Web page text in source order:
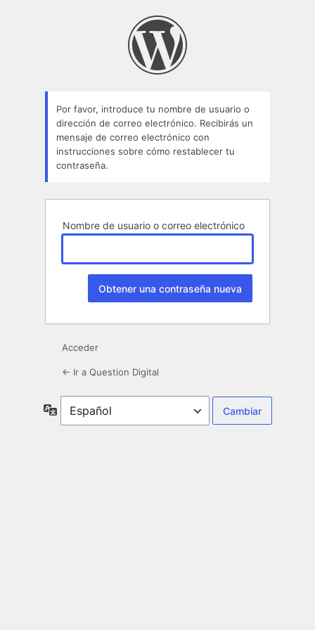
Por favor, introduce tu nombre de usuario o
dirección de correo electrónico. Recibirás un
mensaje de correo electrónico con
instrucciones sobre cómo restablecer tu
contraseña.
Nombre de usuario o correo electrónico
Acceder
← Ir a Question Digital
Idioma